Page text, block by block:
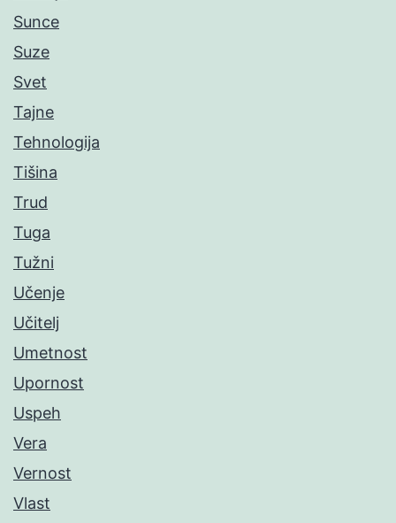
Sunce
Suze
Svet
Tajne
Tehnologija
Tišina
Trud
Tuga
Tužni
Učenje
Učitelj
Umetnost
Upornost
Uspeh
Vera
Vernost
Vlast